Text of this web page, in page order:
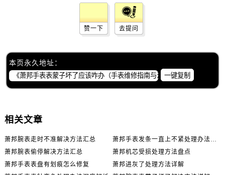
赞一下 去提问
本页永久地址：
一键复制
相关文章
萧邦腕表走时不准解决方法汇总
萧邦手表发条一直上不紧处理办法推荐
萧邦腕表偷停解决方法汇总
萧邦机芯受损处理方法盘点
萧邦手表表盘有划痕怎么修复
萧邦进灰了处理方法详解